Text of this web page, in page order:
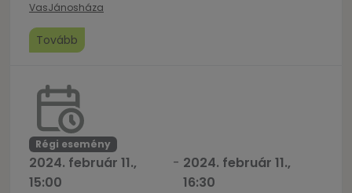
VasJánosháza
Tovább
Régi esemény
2024. február 11.,
15:00
- 2024. február 11.,
16:30